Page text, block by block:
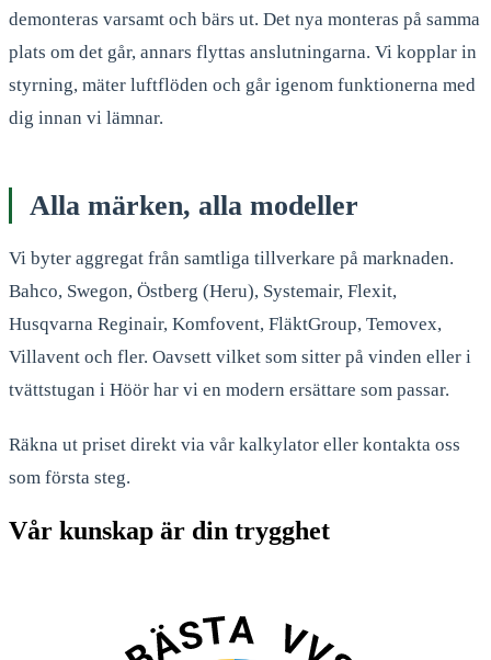
demonteras varsamt och bärs ut. Det nya monteras på samma
plats om det går, annars flyttas anslutningarna. Vi kopplar in
styrning, mäter luftflöden och går igenom funktionerna med
dig innan vi lämnar.
Alla märken, alla modeller
Vi byter aggregat från samtliga tillverkare på marknaden.
Bahco, Swegon, Östberg (Heru), Systemair, Flexit,
Husqvarna Reginair, Komfovent, FläktGroup, Temovex,
Villavent och fler. Oavsett vilket som sitter på vinden eller i
tvättstugan i Höör har vi en modern ersättare som passar.
Räkna ut priset direkt via vår kalkylator eller kontakta oss
som första steg.
Vår kunskap är din trygghet